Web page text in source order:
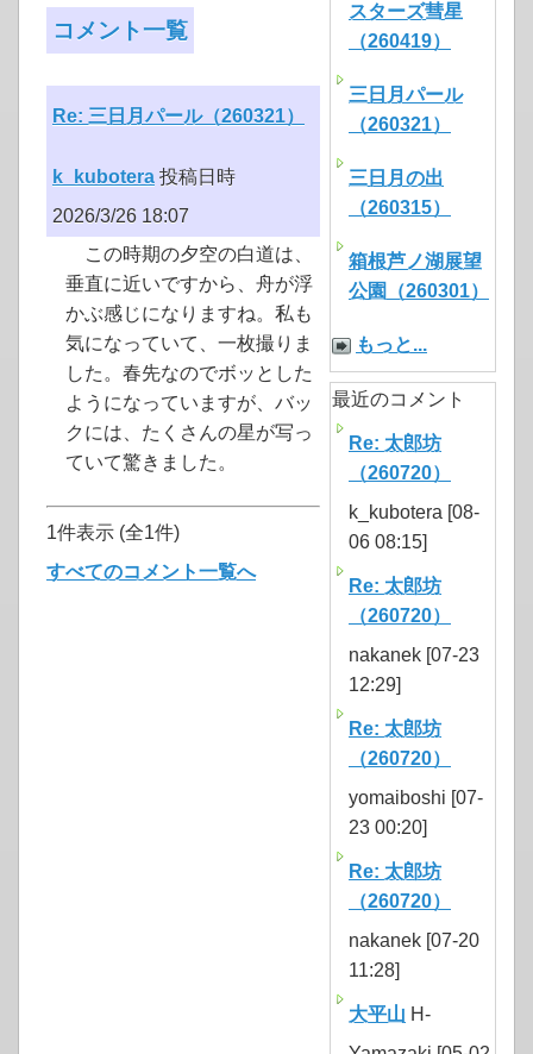
コメント一覧
Re: 三日月パール（260321）
k_kubotera 投稿日時
2026/3/26 18:07
この時期の夕空の白道は、
垂直に近いですから、舟が浮
かぶ感じになりますね。私も
気になっていて、一枚撮りま
した。春先なのでボッとした
ようになっていますが、バッ
クには、たくさんの星が写っ
ていて驚きました。
1件表示 (全1件)
すべてのコメント一覧へ
スターズ彗星
（260419）
三日月パール
（260321）
三日月の出
（260315）
箱根芦ノ湖展望
公園（260301）
もっと...
最近のコメント
Re: 太郎坊
（260720）
k_kubotera [08-
06 08:15]
Re: 太郎坊
（260720）
nakanek [07-23
12:29]
Re: 太郎坊
（260720）
yomaiboshi [07-
23 00:20]
Re: 太郎坊
（260720）
nakanek [07-20
11:28]
大平山 H-